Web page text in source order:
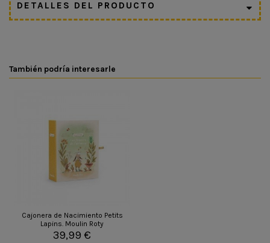
DETALLES DEL PRODUCTO
También podría interesarle
Cajonera de Nacimiento Petits
Lapins. Moulin Roty
39,99 €